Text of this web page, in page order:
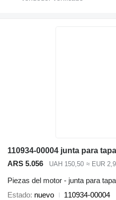
ARS 5.056 UAH 150,50 ≈ EUR
Piezas del motor - junta para
Estado nuevo
110934-00004